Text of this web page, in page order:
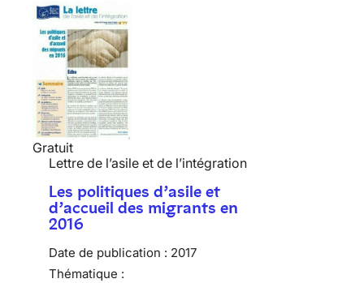
Gratuit
Lettre de l’asile et de l’intégration
Les politiques d’asile et
d’accueil des migrants en
2016
Date de publication : 2017
Thématique :